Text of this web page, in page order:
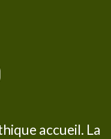
accueil. La